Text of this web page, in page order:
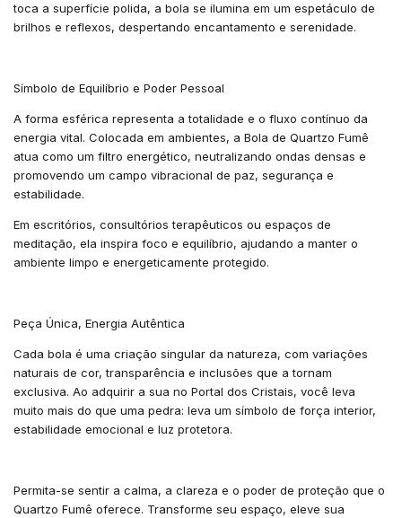
toca a superfície polida, a bola se ilumina em um espetáculo de
brilhos e reflexos, despertando encantamento e serenidade.
Símbolo de Equilíbrio e Poder Pessoal
A forma esférica representa a totalidade e o fluxo contínuo da
energia vital. Colocada em ambientes, a Bola de Quartzo Fumê
atua como um filtro energético, neutralizando ondas densas e
promovendo um campo vibracional de paz, segurança e
estabilidade.
Em escritórios, consultórios terapêuticos ou espaços de
meditação, ela inspira foco e equilíbrio, ajudando a manter o
ambiente limpo e energeticamente protegido.
Peça Única, Energia Autêntica
Cada bola é uma criação singular da natureza, com variações
naturais de cor, transparência e inclusões que a tornam
exclusiva. Ao adquirir a sua no Portal dos Cristais, você leva
muito mais do que uma pedra: leva um símbolo de força interior,
estabilidade emocional e luz protetora.
Permita-se sentir a calma, a clareza e o poder de proteção que o
Quartzo Fumê oferece. Transforme seu espaço, eleve sua